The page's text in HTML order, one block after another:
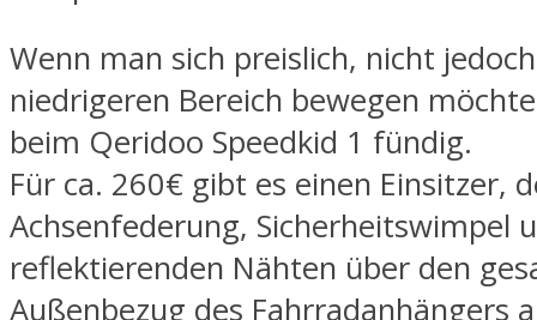
Wenn man sich preislich, nicht
niedrigeren Bereich bewegen
beim Qeridoo Speedkid 1 fündig.
Für ca. 260€ gibt es einen Einsitzer,
Achsenfederung, Sicherheitswimpel
reflektierenden Nähten über den
Außenbezug des Fahrradanhängers